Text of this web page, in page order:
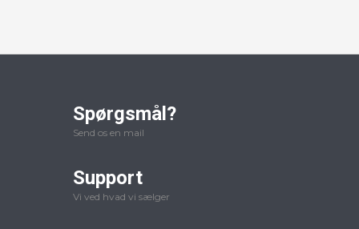
Spørgsmål?
Send os en mail
Support
Vi ved hvad vi sælger